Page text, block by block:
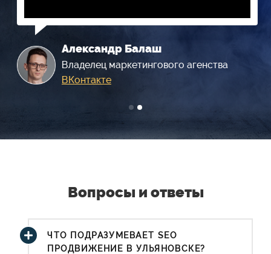
Александр Балаш
Владелец маркетингового агенства
ВКонтакте
Вопросы и ответы
ЧТО ПОДРАЗУМЕВАЕТ SEO
ПРОДВИЖЕНИЕ В УЛЬЯНОВСКЕ?